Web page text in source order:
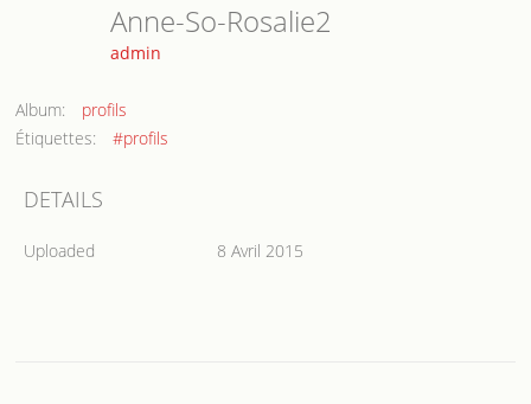
Anne-So-Rosalie2
admin
Album:
profils
Étiquettes:
#profils
DETAILS
Uploaded 8 Avril 2015